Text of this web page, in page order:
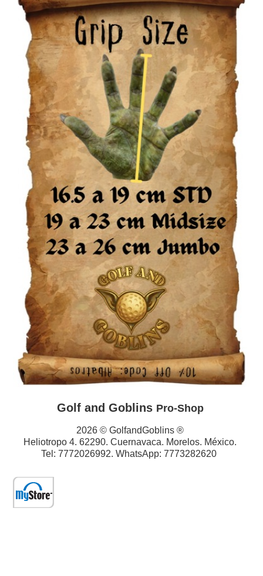
Golf and Goblins Pro-Shop
2026 © GolfandGoblins ®
Heliotropo 4. 62290. Cuernavaca. Morelos. México.
Tel: 7772026992. WhatsApp: 7773282620